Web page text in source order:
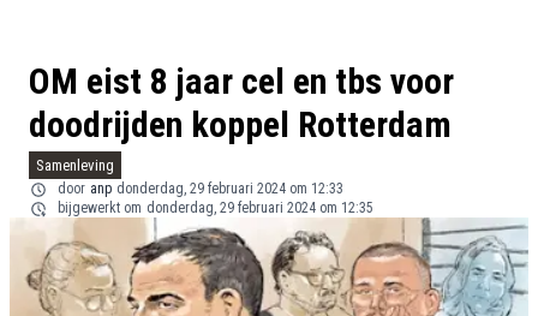
OM eist 8 jaar cel en tbs voor
doodrijden koppel Rotterdam
Samenleving
door anp donderdag, 29 februari 2024 om 12:33
bijgewerkt om donderdag, 29 februari 2024 om 12:35